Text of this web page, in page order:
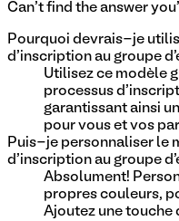
Can't find the answer
Pourquoi devrais-je
d'inscription au groupe
Utilisez ce modèle
processus
garantissant ainsi
pour vous et vos
Puis-je personnaliser le
d'inscription au groupe
Absolument!
propres couleurs,
Ajoutez une touche